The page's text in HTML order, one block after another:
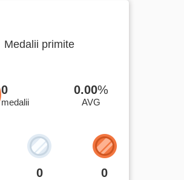
Medalii primite
0
medalii
0.00%
AVG
0 0